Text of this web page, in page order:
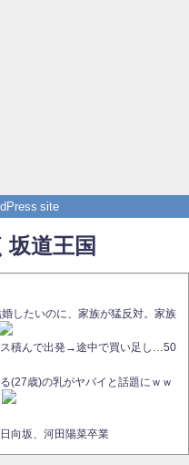
site
坂道王国
したいのに、家族が猛反対。家族
積んで出発→途中で買い足し…50
(27歳)の乳がヤバイと話題にｗｗ
向坂、河田陽菜卒業